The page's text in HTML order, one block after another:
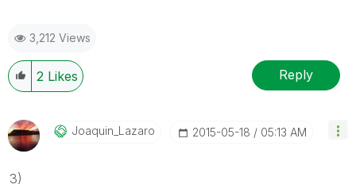
3,212 Views
2 Likes Reply
Joaquin_Lazaro ‎2015-05-18 05:13 AM
3)